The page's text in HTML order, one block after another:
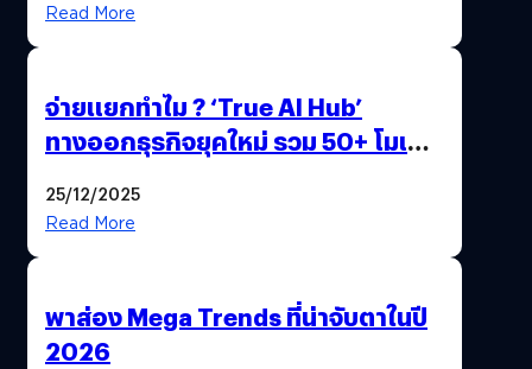
Read More
จ่ายแยกทำไม ? ‘True AI Hub’
ทางออกธุรกิจยุคใหม่ รวม 50+ โมเดล
25/12/2025
Read More
พาส่อง Mega Trends ที่น่าจับตาในปี
2026